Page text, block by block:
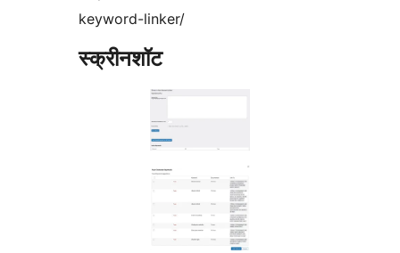
keyword-linker/
स्क्रीनशॉट